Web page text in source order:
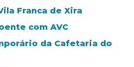
Franca de Xira
com AVC
da Cafetaria do